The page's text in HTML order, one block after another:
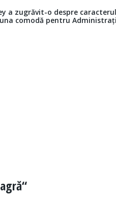
a zugrăvit-o despre
comodă pentru